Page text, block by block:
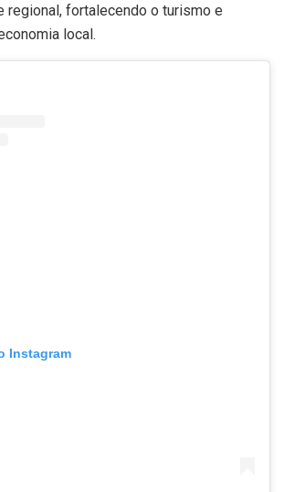
regional, fortalecendo o turismo e
local.
Instagram